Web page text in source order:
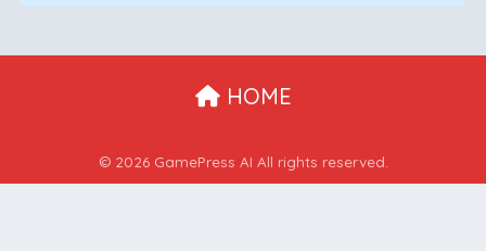
HOME
© 2026 GamePress AI All rights reserved.